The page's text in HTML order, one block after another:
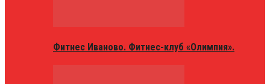
Фитнес Иваново. Фитнес-клуб «Олимпия».